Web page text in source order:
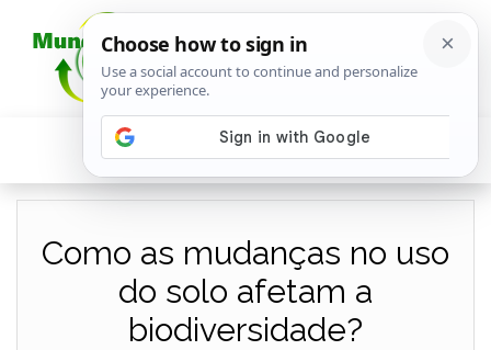
Como as mudanças no uso
do solo afetam a
biodiversidade?